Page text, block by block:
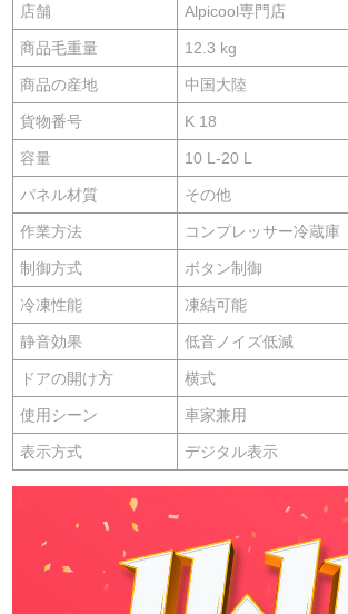
店舗 Alpicool専門店
商品毛重量 12.3 kg
商品の産地 中国大陸
貨物番号 K 18
容量 10 L-20 L
パネル材質 その他
作業方法 コンプレッサー冷蔵庫
制御方式 ボタン制御
冷凍性能 凍結可能
静音効果 低音ノイズ低減
ドアの開け方 横式
使用シーン 車家兼用
表示方式 デジタル表示